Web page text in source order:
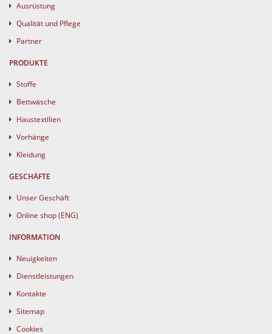
Ausrüstung
Qualität und Pflege
Partner
PRODUKTE
Stoffe
Bettwäsche
Haustextilien
Vorhänge
Kleidung
GESCHÄFTE
Unser Geschäft
Online shop (ENG)
INFORMATION
Neuigkeiten
Dienstleistungen
Kontakte
Sitemap
Cookies